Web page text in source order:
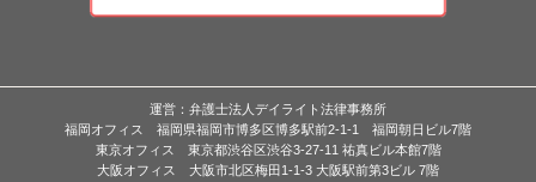
運営：弁護士法人デイライト法律事務所
福岡オフィス 福岡県福岡市博多区博多駅前2-1-1 福岡朝日ビル7階
東京オフィス 東京都渋谷区渋谷3-27-11 祐真ビル本館7階
大阪オフィス 大阪市北区梅田1-1-3 大阪駅前第3ビル 7階